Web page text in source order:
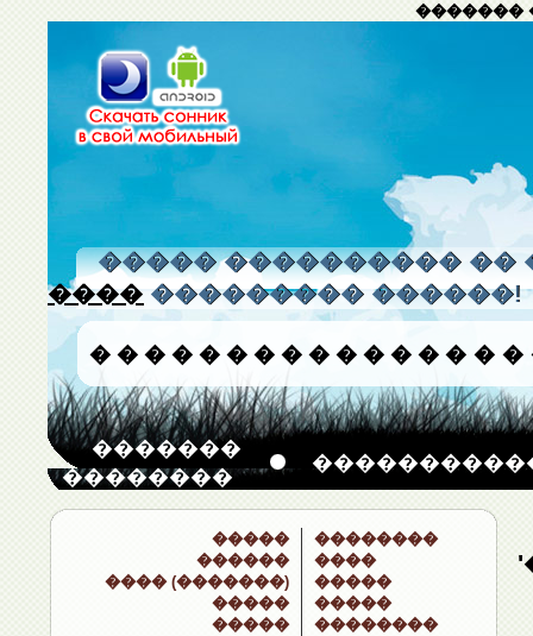
�������
����� ���������� ��
���� ��������� ������!
� � � � � � � � � � � � � � � �
�������
��������
�����
������
���� (�������)
�����
�����
��������
����
�����
�����
��������